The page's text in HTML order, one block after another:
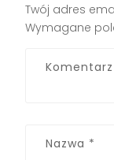
Twój adres
Wymagane